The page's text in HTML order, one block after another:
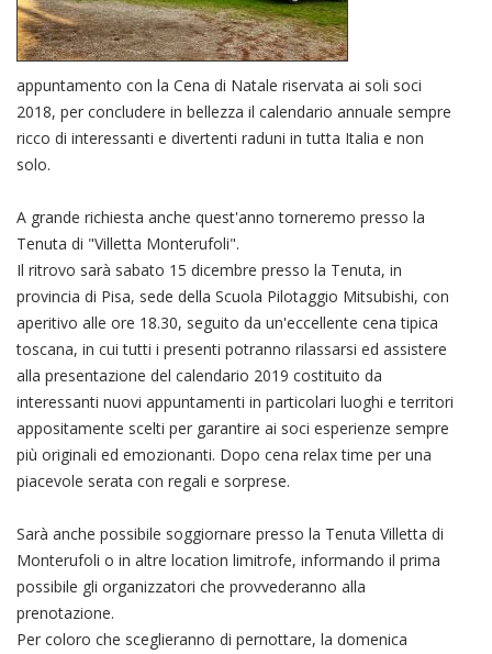
appuntamento con la Cena di Natale riservata ai soli soci
2018, per concludere in bellezza il calendario annuale sempre
ricco di interessanti e divertenti raduni in tutta Italia e non
solo.
A grande richiesta anche quest'anno torneremo presso la
Tenuta di "Villetta Monterufoli".
Il ritrovo sarà sabato 15 dicembre presso la Tenuta, in
provincia di Pisa, sede della Scuola Pilotaggio Mitsubishi, con
aperitivo alle ore 18.30, seguito da un'eccellente cena tipica
toscana, in cui tutti i presenti potranno rilassarsi ed assistere
alla presentazione del calendario 2019 costituito da
interessanti nuovi appuntamenti in particolari luoghi e territori
appositamente scelti per garantire ai soci esperienze sempre
più originali ed emozionanti. Dopo cena relax time per una
piacevole serata con regali e sorprese.
Sarà anche possibile soggiornare presso la Tenuta Villetta di
Monterufoli o in altre location limitrofe, informando il prima
possibile gli organizzatori che provvederanno alla
prenotazione.
Per coloro che sceglieranno di pernottare, la domenica